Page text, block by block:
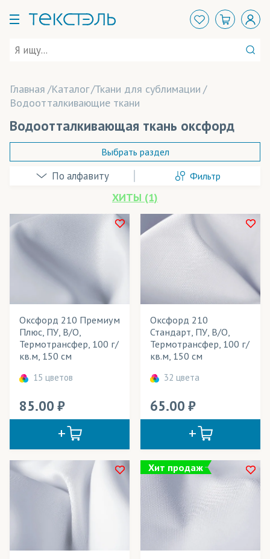
Главная Каталог Ткани для сублимации
Водоотталкивающие ткани
Водоотталкивающая ткань оксфорд
Выбрать раздел
Фильтр
ХИТЫ (1)
В наличии
Весь товар
Розничная цена
Ширина рулона
Плотность
Технология печати
Применение в изделиях
Тип товара
Айс Хоккей
Оксфорд
Сетка/Ячейка
Хоккейная сетка
Оксфорд 210 Премиум
Плюс, ПУ, В/О,
Термотрансфер, 100 г/
кв.м, 150 см
15 цветов
85.00
Оксфорд 210
Стандарт, ПУ, В/О,
Термотрансфер, 100 г/
кв.м, 150 см
32 цвета
65.00
Хит продаж